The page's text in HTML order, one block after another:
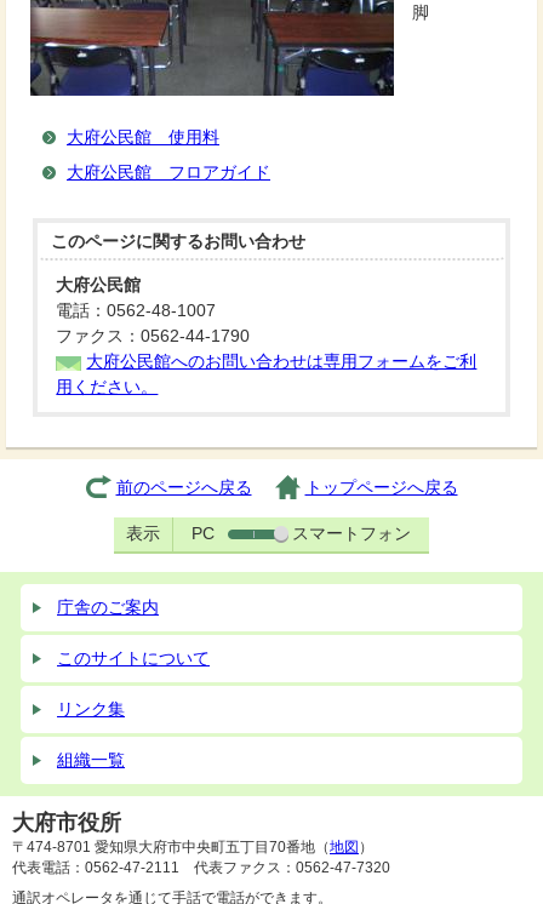
脚
大府公民館 使用料
大府公民館 フロアガイド
このページに関するお問い合わせ
大府公民館
電話：0562-48-1007
ファクス：0562-44-1790
大府公民館へのお問い合わせは専用フォームをご利
用ください。
前のページへ戻る トップページへ戻る
表示 PC スマートフォン
庁舎のご案内
このサイトについて
リンク集
組織一覧
大府市役所
〒474-8701 愛知県大府市中央町五丁目70番地（地図 ）
代表電話：0562-47-2111 代表ファクス：0562-47-7320
通訳オペレータを通じて手話で電話ができます。